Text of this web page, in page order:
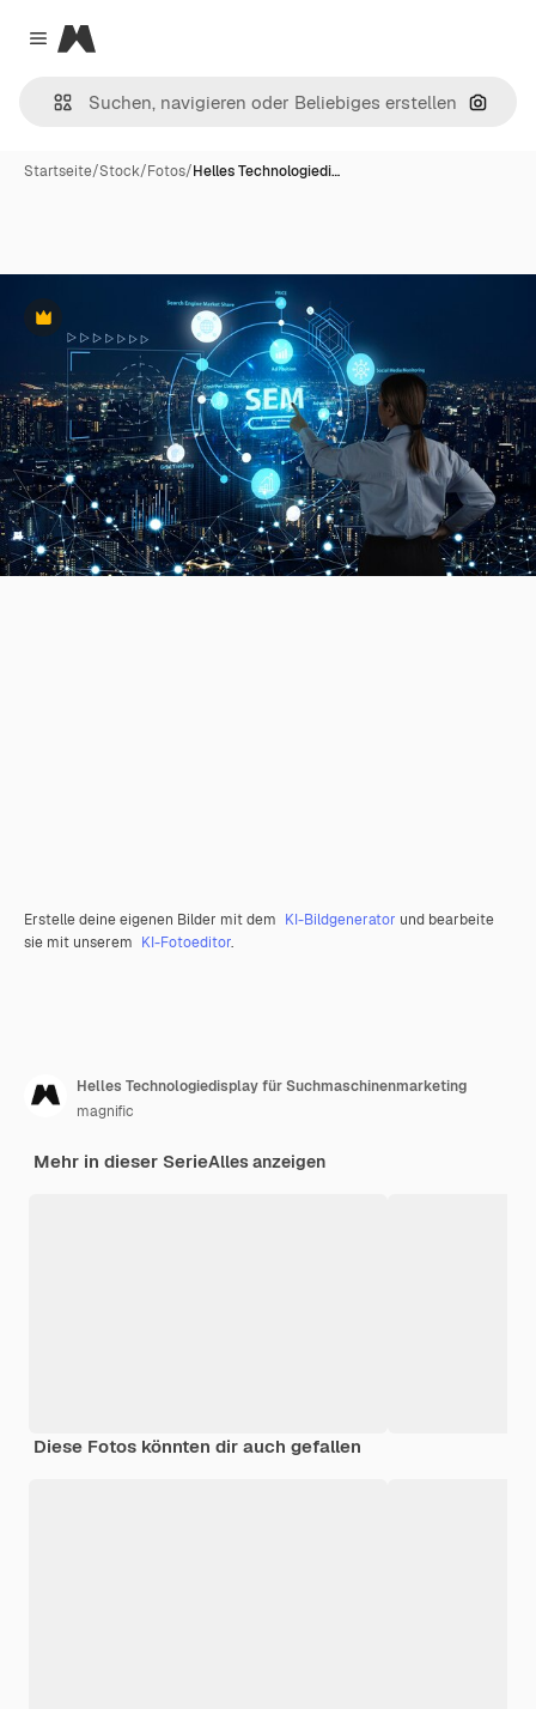
Close menu
Magnific
Nach
Startseite/Stock/Fotos/Helles Technologiedi…
Premium
Erstelle deine eigenen Bilder mit dem KI-Bildgenerator und bearbeite
sie mit unserem KI-Fotoeditor.
Helles Technologiedisplay für Suchmaschinenmarketing
magnific
Mehr in dieser SerieAlles anzeigen
Diese Fotos könnten dir auch gefallen